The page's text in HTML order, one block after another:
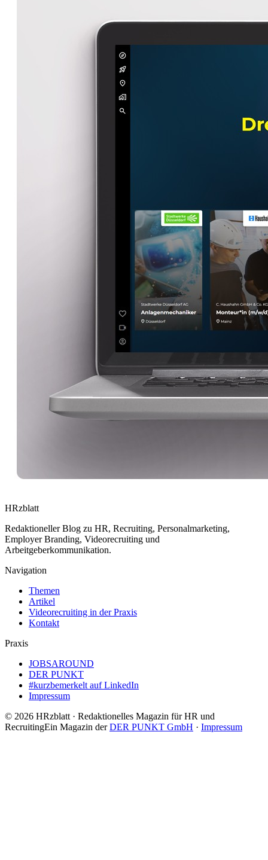
HRzblatt
Redaktioneller Blog zu HR, Recruiting, Personalmarketing,
Employer Branding, Videorecruiting und
Arbeitgeberkommunikation.
Navigation
Themen
Artikel
Videorecruiting in der Praxis
Kontakt
Praxis
JOBSAROUND
DER PUNKT
#kurzbemerkelt auf LinkedIn
Impressum
© 2026 HRzblatt · Redaktionelles Magazin für HR und
RecruitingEin Magazin der DER PUNKT GmbH · Impressum